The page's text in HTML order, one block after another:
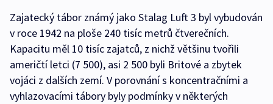
Zajatecký tábor známý jako Stalag Luft 3 byl vybudován
v roce 1942 na ploše 240 tisíc metrů čtverečních.
Kapacitu měl 10 tisíc zajatců, z nichž většinu tvořili
američtí letci (7 500), asi 2 500 byli Britové a zbytek
vojáci z dalších zemí. V porovnání s koncentračními a
vyhlazovacími tábory byly podmínky v některých